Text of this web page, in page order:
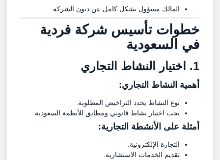
المالك مسؤول بشكل كامل عن ديون الشركة.
خطوات تأسيس شركة فردية
في السعودية
1. اختيار النشاط التجاري
أهمية النشاط التجاري:
نوع النشاط يحدد التراخيص المطلوبة.
يجب اختيار نشاط قانوني ومطابق للأنظمة السعودية.
أمثلة على الأنشطة التجارية:
التجارة الإلكترونية.
تقديم الخدمات الاستشارية.